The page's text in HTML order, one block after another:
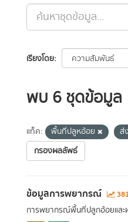
เรียงโดย
พบ 6 ชุดข้อมูล
แท็ค: พื้นที่ปลูหอ้อย
ส่
กรองผลลัพธ์
ข้อมูลการพยากรณ์
การพยากรณ์พื้นที่ปลูกอ้อยแล